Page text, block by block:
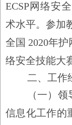
ECSP网络安
术水平。参加
全国 2020年护
络安全技能大
二、工作
（一）
信息化工作的